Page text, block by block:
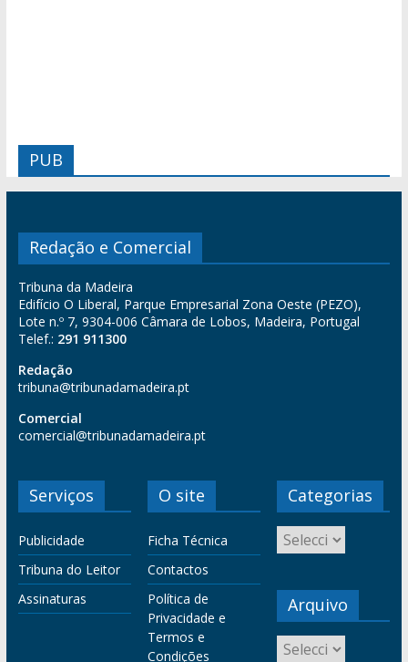
PUB
Redação e Comercial
Tribuna da Madeira
Edifício O Liberal, Parque Empresarial Zona Oeste (PEZO),
Lote n.º 7, 9304-006 Câmara de Lobos, Madeira, Portugal
Telef.: 291 911300
Redação
tribuna@tribunadamadeira.pt
Comercial
comercial@tribunadamadeira.pt
Serviços
Publicidade
Tribuna do Leitor
Assinaturas
O site
Ficha Técnica
Contactos
Política de
Privacidade e
Termos e
Condições
Categorias
Arquivo